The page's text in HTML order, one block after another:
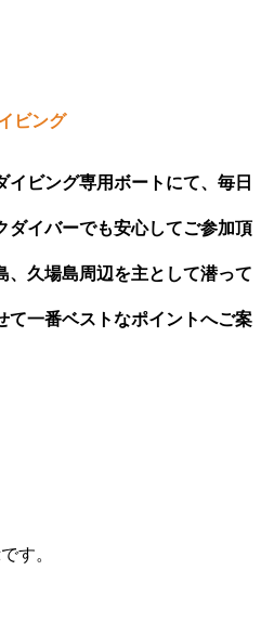
ビング
ビング専用ボートにて、毎日
ダイバーでも安心してご参加頂
、久場島周辺を主として潜って
て一番ベストなポイントへご案
す。